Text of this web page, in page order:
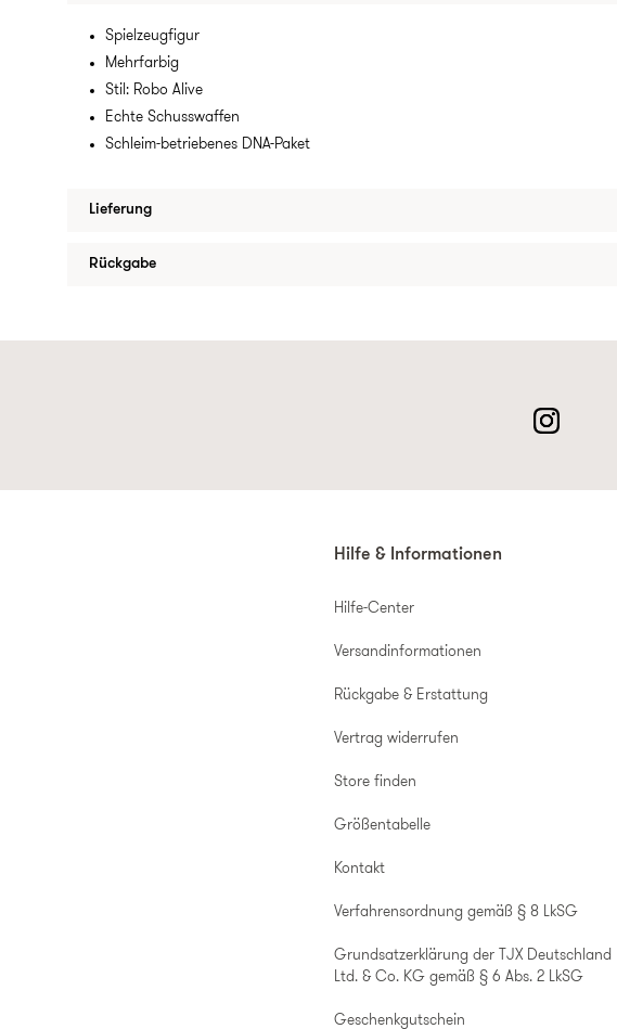
Spielzeugfigur
Mehrfarbig
Stil: Robo Alive
Echte Schusswaffen
Schleim-betriebenes DNA-Paket
Lieferung
Rückgabe
Hilfe & Informationen
Hilfe-Center
Versandinformationen
Rückgabe & Erstattung
Vertrag widerrufen
Store finden
Größentabelle
Kontakt
Verfahrensordnung gemäß § 8 LkSG
Grundsatzerklärung der TJX Deutschland
Ltd. & Co. KG gemäß § 6 Abs. 2 LkSG
Geschenkgutschein